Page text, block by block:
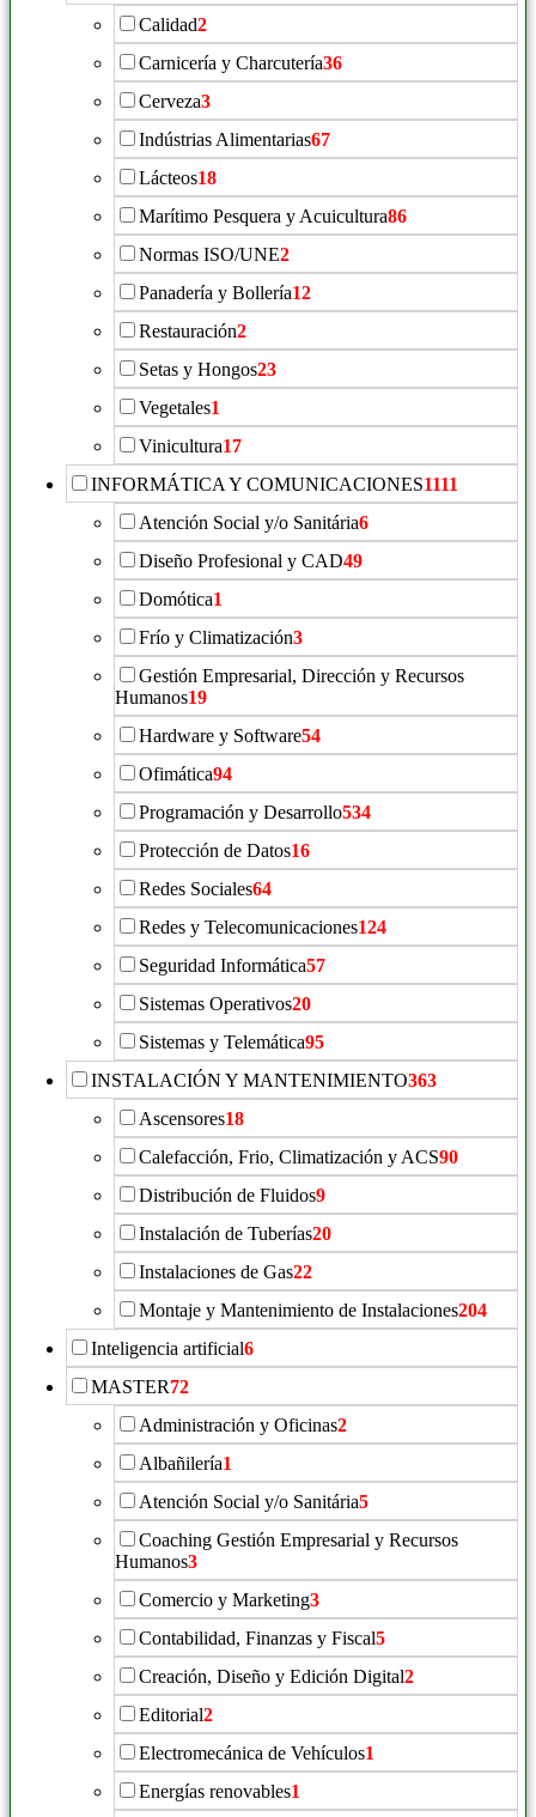
Calidad2
Carnicería y Charcutería36
Cerveza3
Indústrias Alimentarias67
Lácteos18
Marítimo Pesquera y Acuicultura86
Normas ISO/UNE2
Panadería y Bollería12
Restauración2
Setas y Hongos23
Vegetales1
Vinicultura17
INFORMÁTICA Y COMUNICACIONES1111
Atención Social y/o Sanitária6
Diseño Profesional y CAD49
Domótica1
Frío y Climatización3
Gestión Empresarial, Dirección y Recursos
Humanos19
Hardware y Software54
Ofimática94
Programación y Desarrollo534
Protección de Datos16
Redes Sociales64
Redes y Telecomunicaciones124
Seguridad Informática57
Sistemas Operativos20
Sistemas y Telemática95
INSTALACIÓN Y MANTENIMIENTO363
Ascensores18
Calefacción, Frio, Climatización y ACS90
Distribución de Fluidos9
Instalación de Tuberías20
Instalaciones de Gas22
Montaje y Mantenimiento de Instalaciones204
Inteligencia artificial6
MASTER72
Administración y Oficinas2
Albañilería1
Atención Social y/o Sanitária5
Coaching Gestión Empresarial y Recursos
Humanos3
Comercio y Marketing3
Contabilidad, Finanzas y Fiscal5
Creación, Diseño y Edición Digital2
Editorial2
Electromecánica de Vehículos1
Energías renovables1